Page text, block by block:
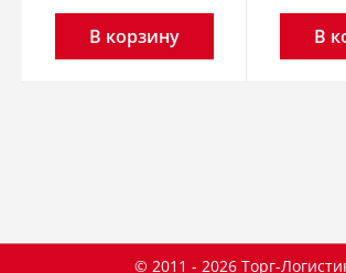
В корзину В
© 2011 - 2026 Торг-